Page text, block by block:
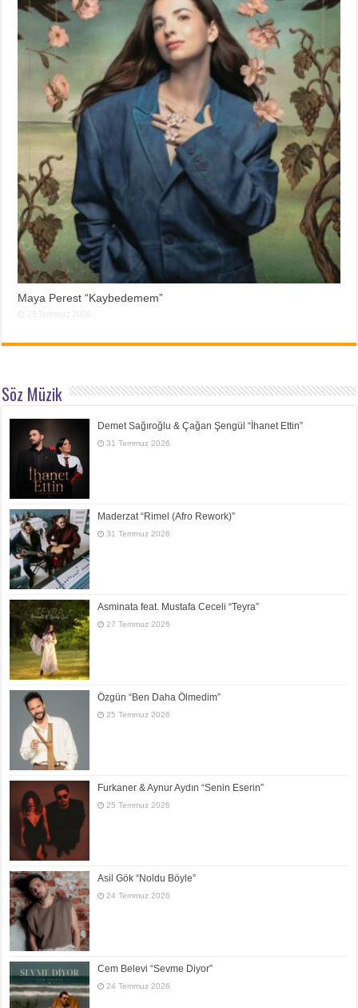
Maya Perest “Kaybedemem”
Söz Müzik
Demet Sağıroğlu & Çağan Şengül “İhanet Ettin”
31 Temmuz 2026
Maderzat “Rimel (Afro Rework)”
31 Temmuz 2026
Asminata feat. Mustafa Ceceli “Teyra”
27 Temmuz 2026
Özgün “Ben Daha Ölmedim”
25 Temmuz 2026
Furkaner & Aynur Aydın “Senin Eserin”
25 Temmuz 2026
Asil Gök “Noldu Böyle”
24 Temmuz 2026
Cem Belevi “Sevme Diyor”
24 Temmuz 2026